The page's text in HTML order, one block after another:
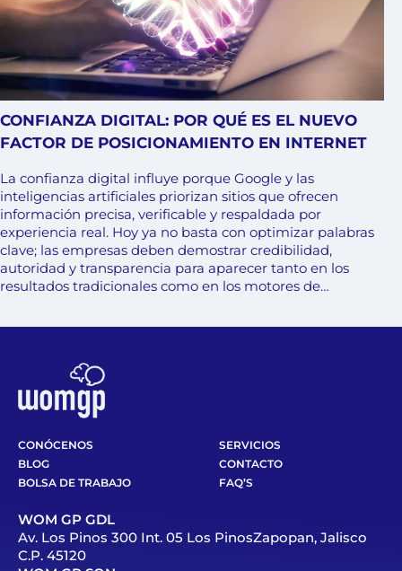
CONFIANZA DIGITAL: POR QUÉ ES EL NUEVO
FACTOR DE POSICIONAMIENTO EN INTERNET
La confianza digital influye porque Google y las
inteligencias artificiales priorizan sitios que ofrecen
información precisa, verificable y respaldada por
experiencia real. Hoy ya no basta con optimizar palabras
clave; las empresas deben demostrar credibilidad,
autoridad y transparencia para aparecer tanto en los
resultados tradicionales como en los motores de…
CONÓCENOS
SERVICIOS
BLOG
CONTACTO
BOLSA DE TRABAJO
FAQ’S
WOM GP GDL
Av. Los Pinos 300 Int. 05 Los PinosZapopan, Jalisco
C.P. 45120